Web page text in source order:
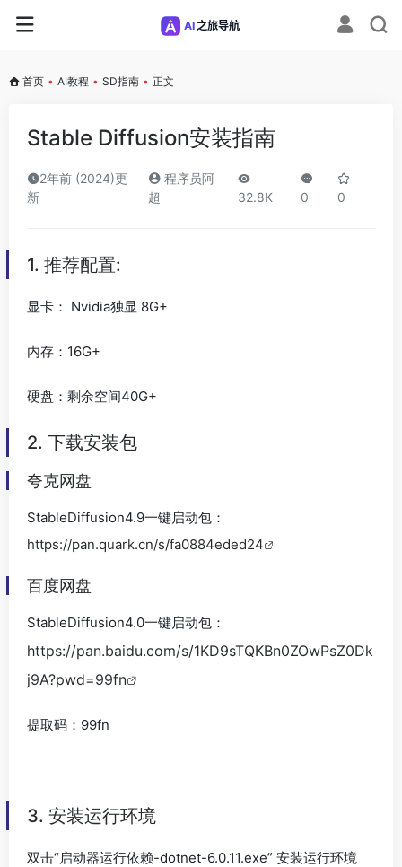
首页 • AI教程 • SD指南 • 正文
Stable Diffusion安装指南
2年前 (2024)更
新
程序员阿
超
32.8K 0 0
1. 推荐配置:
显卡： Nvidia独显 8G+
内存：16G+
硬盘：剩余空间40G+
2. 下载安装包
夸克网盘
StableDiffusion4.9一键启动包：
https://pan.quark.cn/s/fa0884eded24
百度网盘
StableDiffusion4.0一键启动包：
https://pan.baidu.com/s/1KD9sTQKBn0ZOwPsZ0Dk
j9A?pwd=99fn
提取码： 99fn
3. 安装运行环境
双击“启动器运行依赖-dotnet-6.0.11.exe” 安装运行环境